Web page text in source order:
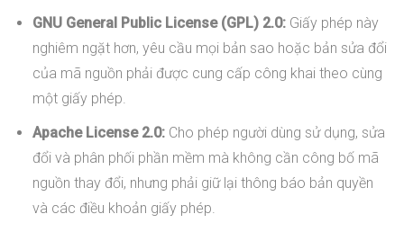
GNU General Public License (GPL) 2.0:Giấy phép này
nghiêm ngặt hơn, yêu cầu mọi bản sao hoặc bản sửa đổi
của mã nguồn phải được cung cấp công khai theo cùng
một giấy phép.
Apache License 2.0:Cho phép người dùng sử dụng, sửa
đổi và phân phối phần mềm mà không cần công bố mã
nguồn thay đổi, nhưng phải giữ lại thông báo bản quyền
và các điều khoản giấy phép.